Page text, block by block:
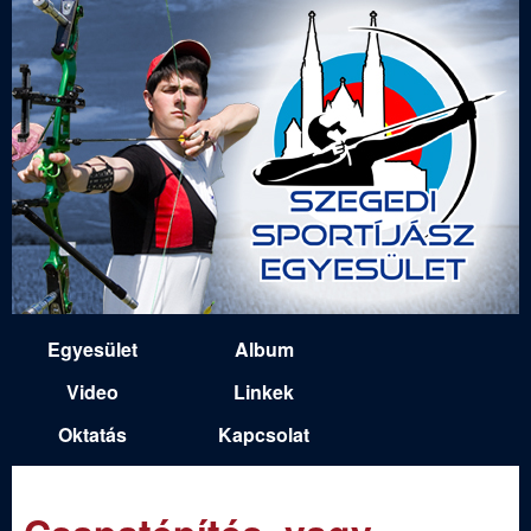
Ugrás
a
tartalomra
e
g
i
Egyesület
Album
Video
Linkek
Oktatás
Kapcsolat